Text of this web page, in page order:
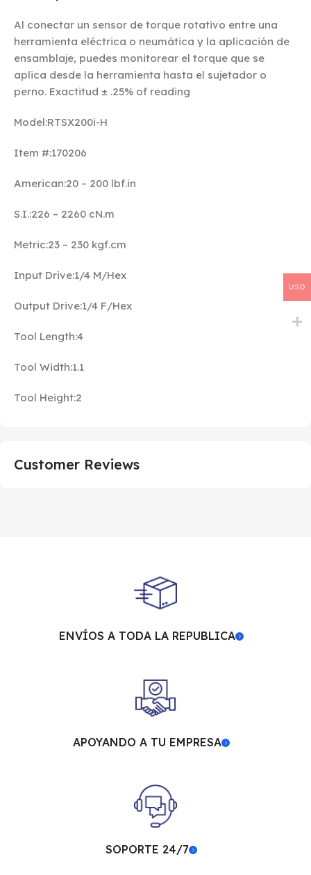
Al conectar un sensor de torque rotativo entre una
herramienta eléctrica o neumática y la aplicación de
ensamblaje, puedes monitorear el torque que se
aplica desde la herramienta hasta el sujetador o
perno. Exactitud ± .25% of reading
Model:RTSX200i-H
Item #:170206
American:20 – 200 lbf.in
S.I.:226 – 2260 cN.m
Metric:23 – 230 kgf.cm
Input Drive:1/4 M/Hex
Output Drive:1/4 F/Hex
Tool Length:4
Tool Width:1.1
Tool Height:2
Customer Reviews
ENVÍOS A TODA LA REPUBLICA
APOYANDO A TU EMPRESA
SOPORTE 24/7
USD